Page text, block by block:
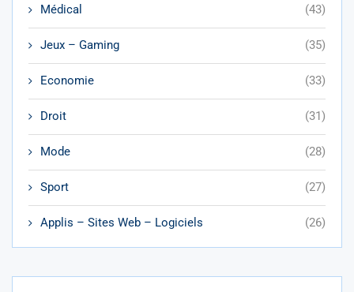
Médical (43)
Jeux – Gaming (35)
Economie (33)
Droit (31)
Mode (28)
Sport (27)
Applis – Sites Web – Logiciels (26)